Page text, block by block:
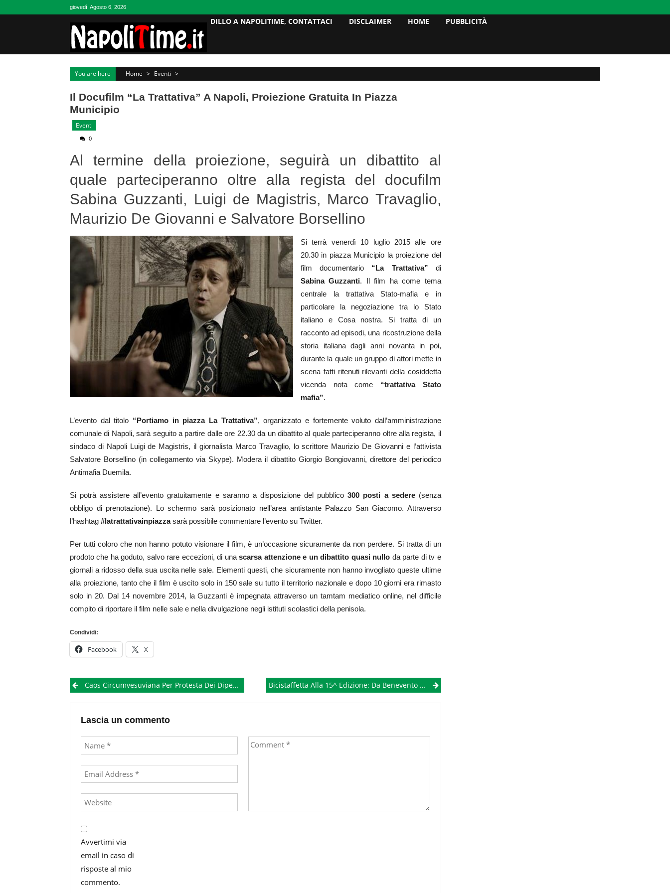
giovedì, Agosto 6, 2026
DILLO A NAPOLITIME, CONTATTACI DISCLAIMER HOME PUBBLICITÀ
You are here Home > Eventi >
Il Docufilm “La Trattativa” A Napoli, Proiezione Gratuita In Piazza
Municipio
Eventi
0
Al termine della proiezione, seguirà un dibattito al
quale parteciperanno oltre alla regista del docufilm
Sabina Guzzanti, Luigi de Magistris, Marco Travaglio,
Maurizio De Giovanni e Salvatore Borsellino
Si terrà venerdì 10 luglio 2015 alle ore
20.30 in piazza Municipio la proiezione del
film documentario “La Trattativa” di
Sabina Guzzanti. Il film ha come tema
centrale la trattativa Stato-mafia e in
particolare la negoziazione tra lo Stato
italiano e Cosa nostra. Si tratta di un
racconto ad episodi, una ricostruzione della
storia italiana dagli anni novanta in poi,
durante la quale un gruppo di attori mette in
scena fatti ritenuti rilevanti della cosiddetta
vicenda nota come “trattativa Stato
mafia”.
L’evento dal titolo “Portiamo in piazza La Trattativa”, organizzato e fortemente voluto dall’amministrazione
comunale di Napoli, sarà seguito a partire dalle ore 22.30 da un dibattito al quale parteciperanno oltre alla regista, il
sindaco di Napoli Luigi de Magistris, il giornalista Marco Travaglio, lo scrittore Maurizio De Giovanni e l’attivista
Salvatore Borsellino (in collegamento via Skype). Modera il dibattito Giorgio Bongiovanni, direttore del periodico
Antimafia Duemila.
Si potrà assistere all’evento gratuitamente e saranno a disposizione del pubblico300 posti a sedere(senza
obbligo di prenotazione). Lo schermo sarà posizionato nell’area antistante Palazzo San Giacomo. Attraverso
l’hashtag #latrattativainpiazzasarà possibile commentare l’evento su Twitter.
Per tutti coloro che non hanno potuto visionare il film, è un’occasione sicuramente da non perdere. Si tratta di un
prodoto che ha goduto, salvo rare eccezioni, di unascarsa attenzione e un dibattito quasi nullo da parte di tv e
giornali a ridosso della sua uscita nelle sale. Elementi questi, che sicuramente non hanno invogliato queste ultime
alla proiezione, tanto che il film è uscito solo in 150 sale su tutto il territorio nazionale e dopo 10 giorni era rimasto
solo in 20. Dal 14 novembre 2014, la Guzzanti è impegnata attraverso un tamtam mediatico online, nel difficile
compito di riportare il film nelle sale e nella divulgazione negli istituti scolastici della penisola.
Condividi:
Facebook X
PostCaos Circumvesuviana Per Protesta Dei Dipendenti: Partenze In Ritardo, Treni Soppressi, Viaggiatori Infuriati Bicistaffetta Alla 15^ Edizione: Da Benevento A Brindisi In Bicicletta
Lascia un commento
Avvertimi via
email in caso di
risposte al mio
commento.